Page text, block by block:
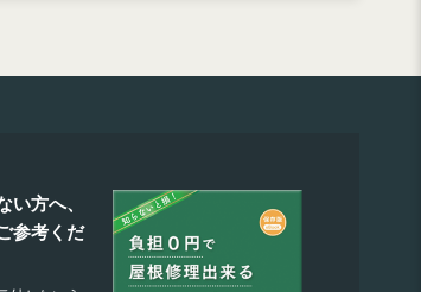
い方へ、
参考くだ